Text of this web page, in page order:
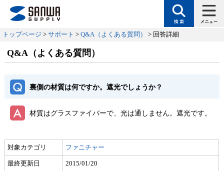
トップページ > サポート > Q&A（よくある質問） > 回答詳細
Q&A（よくある質問）
裏側の材質は何ですか。遮光でしょうか？
材質はグラスファイバーで、光は通しません。遮光です。
対象カテゴリ ファニチャー
最終更新日 2015/01/20